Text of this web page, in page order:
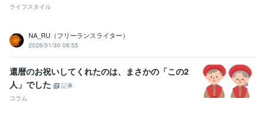
ライフスタイル
NA_RU（フリーランスライター）
2026/01/30 08:55
還暦のお祝いしてくれたのは、まさかの「この2
人」でした
記事
コラム